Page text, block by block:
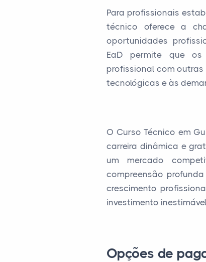
Para profissionais
técnico oferece a
oportunidades
EaD permite que os
profissional com
tecnológicas e às
O Curso Técnico em
carreira dinâmica e
um mercado
compreensão
crescimento
investimento
Opções de